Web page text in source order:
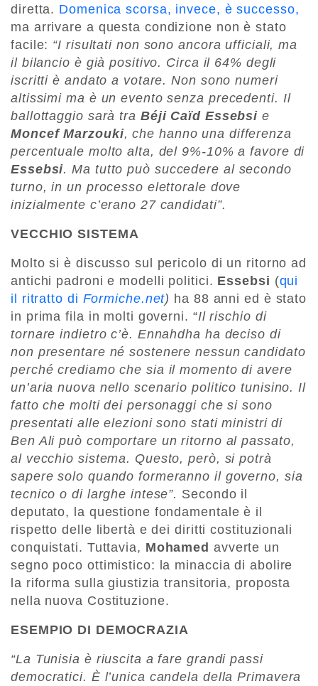
diretta. Domenica scorsa, invece, è successo,
ma arrivare a questa condizione non è stato
facile: “I risultati non sono ancora ufficiali, ma
il bilancio è già positivo. Circa il 64% degli
iscritti è andato a votare. Non sono numeri
altissimi ma è un evento senza precedenti. Il
ballottaggio sarà tra Béji Caïd Essebsi e
Moncef Marzouki, che hanno una differenza
percentuale molto alta, del 9%-10% a favore di
Essebsi. Ma tutto può succedere al secondo
turno, in un processo elettorale dove
inizialmente c’erano 27 candidati”.
VECCHIO SISTEMA
Molto si è discusso sul pericolo di un ritorno ad
antichi padroni e modelli politici. Essebsi (qui
il ritratto di Formiche.net) ha 88 anni ed è stato
in prima fila in molti governi. “Il rischio di
tornare indietro c’è. Ennahdha ha deciso di
non presentare né sostenere nessun candidato
perché crediamo che sia il momento di avere
un’aria nuova nello scenario politico tunisino. Il
fatto che molti dei personaggi che si sono
presentati alle elezioni sono stati ministri di
Ben Ali può comportare un ritorno al passato,
al vecchio sistema. Questo, però, si potrà
sapere solo quando formeranno il governo, sia
tecnico o di larghe intese”. Secondo il
deputato, la questione fondamentale è il
rispetto delle libertà e dei diritti costituzionali
conquistati. Tuttavia, Mohamed avverte un
segno poco ottimistico: la minaccia di abolire
la riforma sulla giustizia transitoria, proposta
nella nuova Costituzione.
ESEMPIO DI DEMOCRAZIA
“La Tunisia è riuscita a fare grandi passi
democratici. È l’unica candela della Primavera